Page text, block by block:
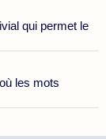
qui permet le
les mots